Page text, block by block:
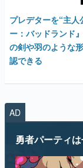
プレデターを“主
ー：バッドランド
の剣や羽のような
認できる
AD
勇者パーティ